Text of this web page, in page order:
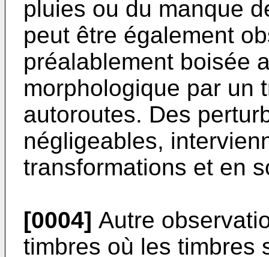
pluies ou du manque
peut être également
préalablement boisée
morphologique par un
autoroutes. Des
négligeables,
transformations et en
[0004] Autre
timbres où les timbres